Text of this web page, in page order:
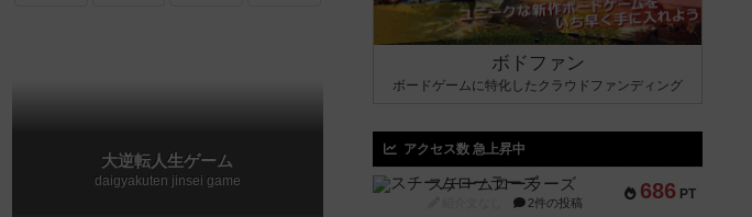
大逆転人生ゲーム
daigyakuten jinsei game
ボドファン
ボードゲームに特化したクラウドファンディング
アクセス数 急上昇中
686 PT
スチームローラーズ
2件の投稿